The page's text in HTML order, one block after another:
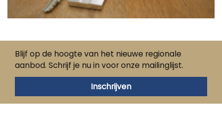
Blijf op de hoogte van het nieuwe regionale
aanbod. Schrijf je nu in voor onze mailinglijst.
Inschrijven